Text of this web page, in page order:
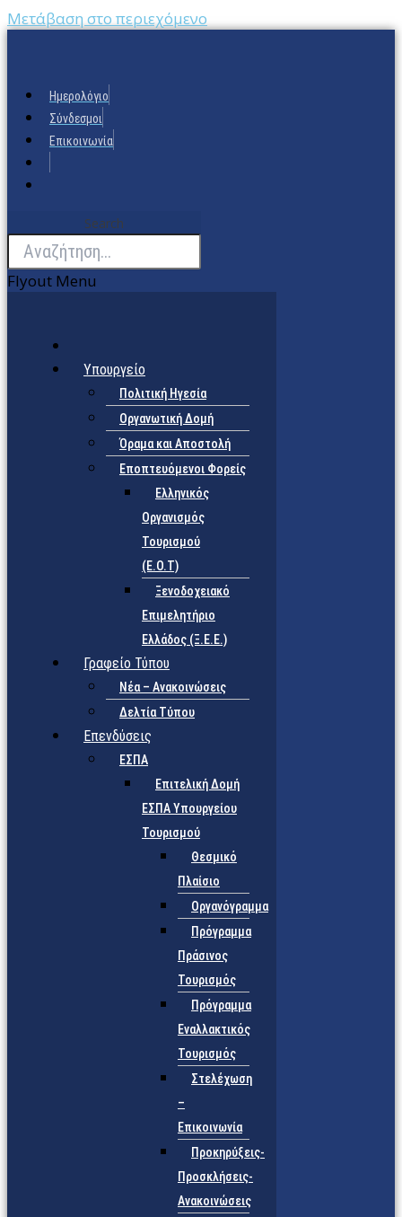
Μετάβαση στο περιεχόμενο
Ημερολόγιο
Σύνδεσμοι
Επικοινωνία
Search
Flyout Menu
Υπουργείο
Πολιτική Ηγεσία
Οργανωτική Δομή
Όραμα και Αποστολή
Εποπτευόμενοι Φορείς
Eλληνικός
Οργανισμός
Τουρισμού
(Ε.Ο.Τ)
Ξενοδοχειακό
Επιμελητήριο
Ελλάδος (Ξ.Ε.Ε.)
Γραφείο Τύπου
Νέα – Ανακοινώσεις
Δελτία Τύπου
Επενδύσεις
ΕΣΠΑ
Επιτελική Δομή
ΕΣΠΑ Υπουργείου
Τουρισμού
Θεσμικό
Πλαίσιο
Οργανόγραμμα
Πρόγραμμα
Πράσινος
Τουρισμός
Πρόγραμμα
Εναλλακτικός
Τουρισμός
Στελέχωση
–
Επικοινωνία
Προκηρύξεις-
Προσκλήσεις-
Ανακοινώσεις